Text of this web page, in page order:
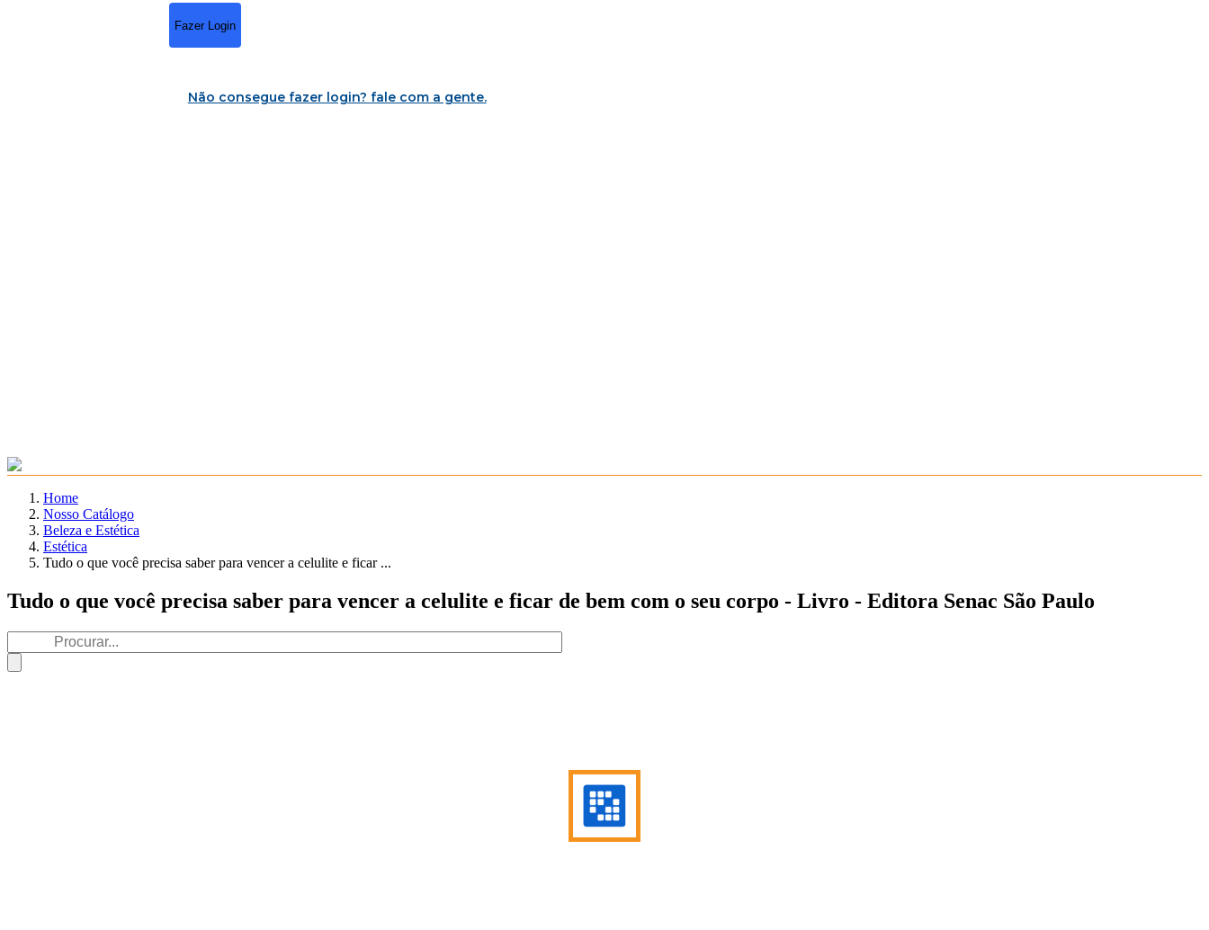
Fazer Login
Não consegue fazer login? fale com a gente.
Home
Nosso Catálogo
Beleza e Estética
Estética
Tudo o que você precisa saber para vencer a celulite e ficar ...
Tudo o que você precisa saber para vencer a celulite e ficar de bem com o seu corpo - Livro - Editora Senac São Paulo